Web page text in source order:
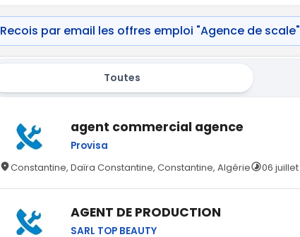
Recois par email les offres emploi "Agence de scale"
Toutes
agent commercial agence
Provisa
Constantine, Daïra Constantine, Constantine, Algérie
06 juillet
AGENT DE PRODUCTION
SARL TOP BEAUTY